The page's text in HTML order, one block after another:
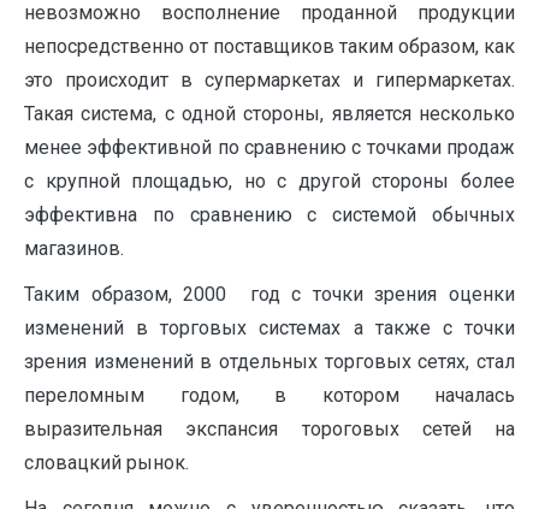
невозможно восполнение проданной продукции
непосредственно от поставщиков таким образом, как
это происходит в супермаркетах и гипермаркетах.
Такая система, с одной стороны, является несколько
менее эффективной по сравнению с точками продаж
с крупной площадью, но с другой стороны более
эффективна по сравнению с системой обычных
магазинов.
Таким образом, 2000 год с точки зрения оценки
изменений в торговых системах а также с точки
зрения изменений в отдельных торговых сетях, стал
переломным годом, в котором началась
выразительная экспансия тороговых сетей на
словацкий рынок.